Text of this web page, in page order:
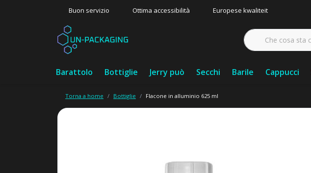
Buon servizio Ottima accessibilità Europese kwaliteit
Barattolo Bottiglie Jerry può Secchi Barile Cappucci
Torna a home Bottiglie Flacone in alluminio 625 ml